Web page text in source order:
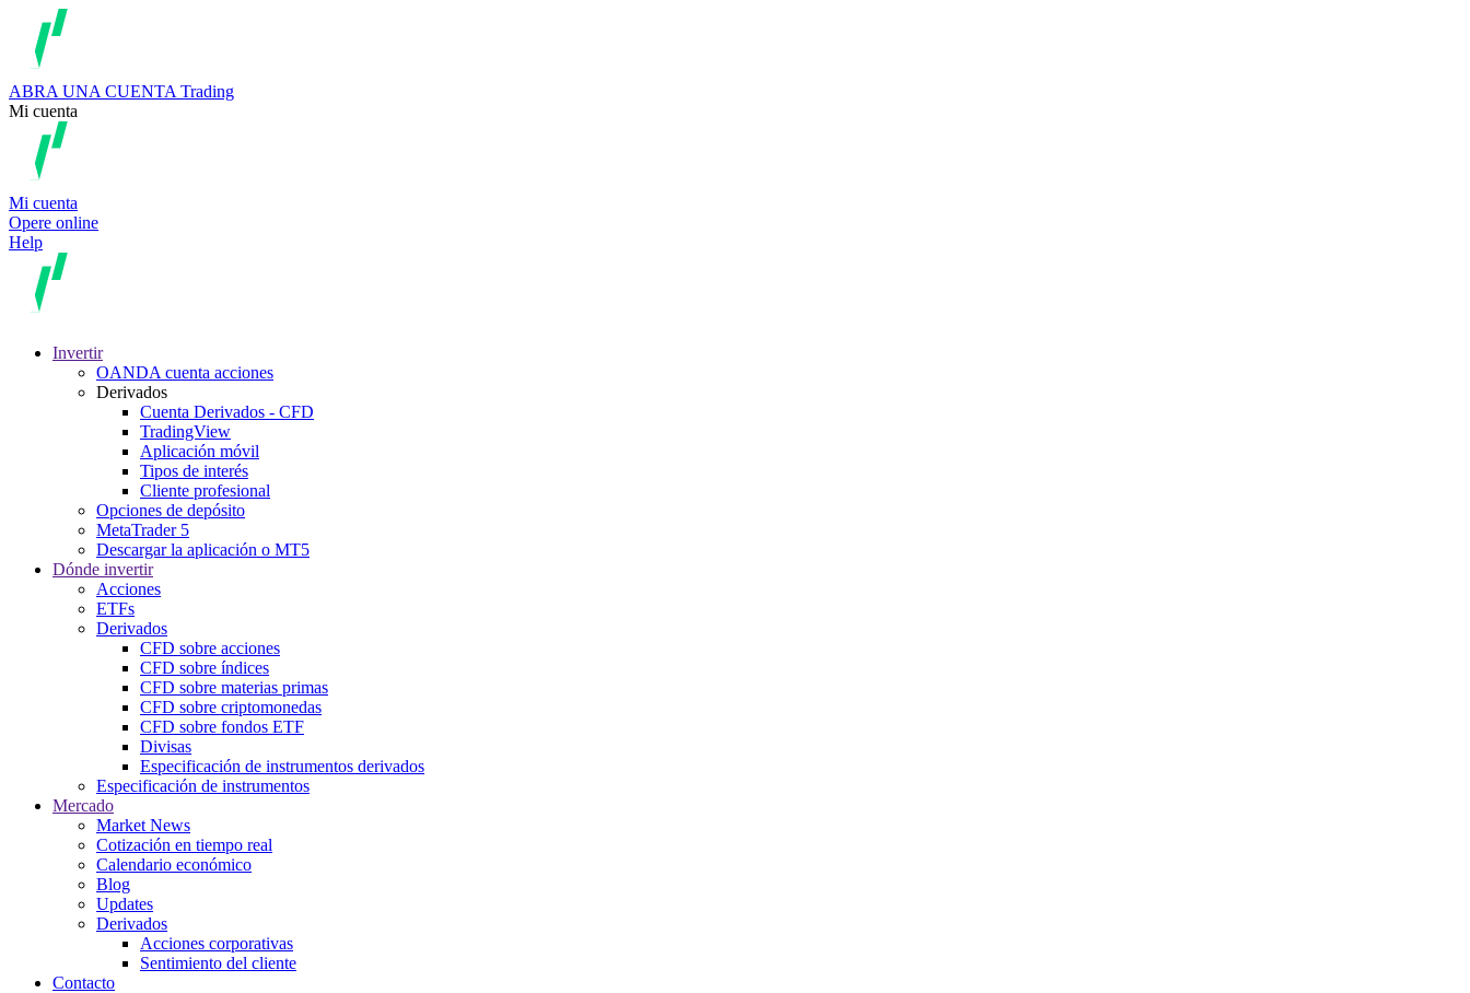
ABRA UNA CUENTA Trading
Mi cuenta
Mi cuenta
Opere online
Help
Invertir
OANDA cuenta acciones
Derivados
Cuenta Derivados - CFD
TradingView
Aplicación móvil
Tipos de interés
Cliente profesional
Opciones de depósito
MetaTrader 5
Descargar la aplicación o MT5
Dónde invertir
Acciones
ETFs
Derivados
CFD sobre acciones
CFD sobre índices
CFD sobre materias primas
CFD sobre criptomonedas
CFD sobre fondos ETF
Divisas
Especificación de instrumentos derivados
Especificación de instrumentos
Mercado
Market News
Cotización en tiempo real
Calendario económico
Blog
Updates
Derivados
Acciones corporativas
Sentimiento del cliente
Contacto